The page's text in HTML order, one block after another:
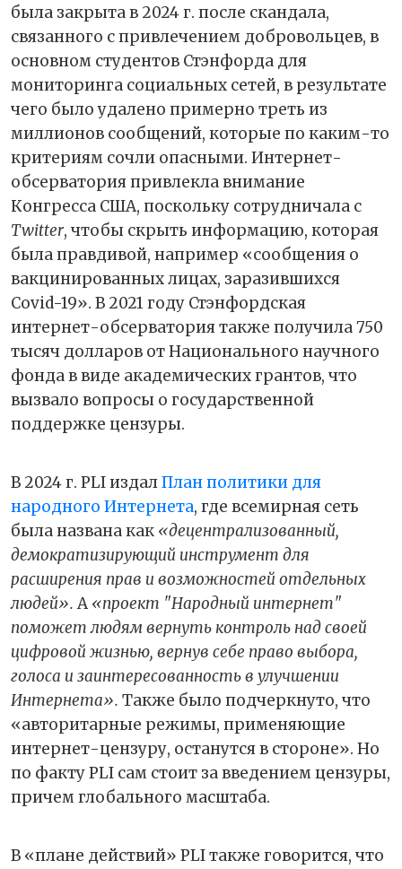
была закрыта в 2024 г. после скандала,
связанного с привлечением добровольцев, в
основном студентов Стэнфорда для
мониторинга социальных сетей, в результате
чего было удалено примерно треть из
миллионов сообщений, которые по каким-то
критериям сочли опасными. Интернет-
обсерватория привлекла внимание
Конгресса США, поскольку сотрудничала с
Twitter, чтобы скрыть информацию, которая
была правдивой, например «сообщения о
вакцинированных лицах, заразившихся
Covid-19». В 2021 году Стэнфордская
интернет-обсерватория также получила 750
тысяч долларов от Национального научного
фонда в виде академических грантов, что
вызвало вопросы о государственной
поддержке цензуры.
В 2024 г. PLI издалПлан политики для
народного Интернета, где всемирная сеть
была названа как «децентрализованный,
демократизирующий инструмент для
расширения прав и возможностей отдельных
людей». А «проект "Народный интернет"
поможет людям вернуть контроль над своей
цифровой жизнью, вернув себе право выбора,
голоса и заинтересованность в улучшении
Интернета». Также было подчеркнуто, что
«авторитарные режимы, применяющие
интернет-цензуру, останутся в стороне». Но
по факту PLI сам стоит за введением цензуры,
причем глобального масштаба.
В «плане действий» PLI также говорится, что